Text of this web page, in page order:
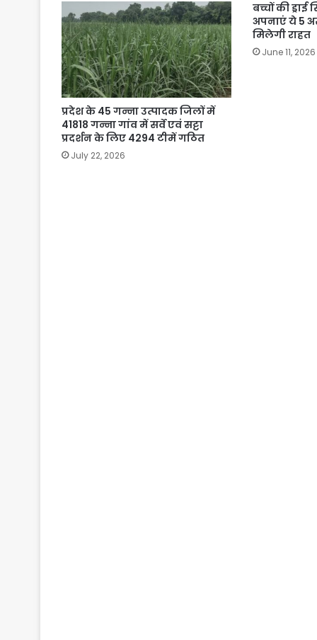
प्रदेश के 45 गन्ना उत्पादक जिलों में
41818 गन्ना गांव में सर्वे एवं सट्टा
प्रदर्शन के लिए 4294 टीमें गठित
July 22, 2026
बच्चों की
अपनाएं ये 5
मिलेगी राहत
June 11, 2026